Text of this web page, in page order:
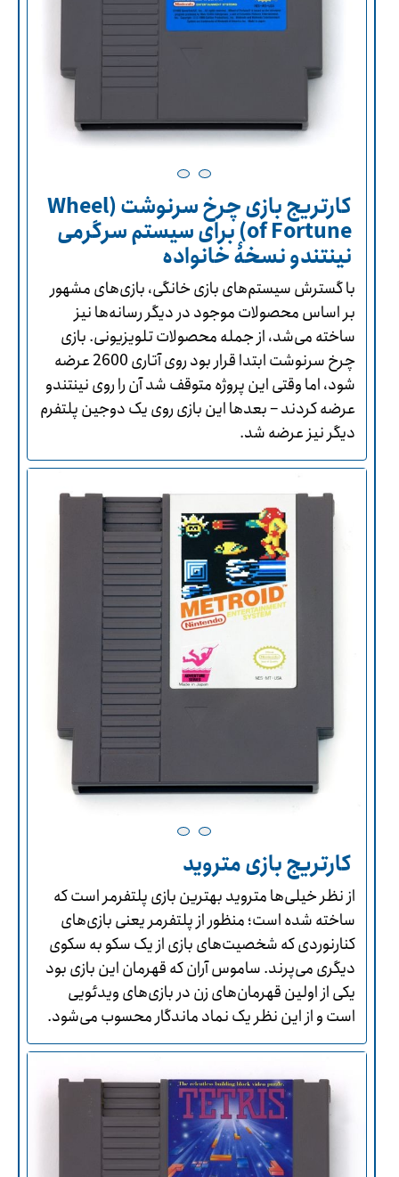
کارتریج بازی چرخ سرنوشت (Wheel
of Fortune) برای سیستم سرگرمی
نینتندو نسخۀ خانواده
با گسترش سیستم‌های بازی خانگی، بازی‌های مشهور
بر اساس محصولات موجود در دیگر رسانه‌ها نیز
ساخته می‌شد، از جمله محصولات تلویزیونی. بازی
چرخ سرنوشت ابتدا قرار بود روی آتاری 2600 عرضه
شود، اما وقتی این پروژه متوقف شد آن را روی نینتندو
عرضه کردند – بعدها این بازی روی یک دوجین پلتفرم
دیگر نیز عرضه شد.
کارتریج بازی متروید
از نظر خیلی‌ها متروید بهترین بازی پلتفرمر است که
ساخته شده است؛ منظور از پلتفرمر یعنی بازی‌های
کنارنوردی که شخصیت‌های بازی از یک سکو به سکوی
دیگری می‌پرند. ساموس آران که قهرمان این بازی بود
یکی از اولین قهرمان‌های زن در بازی‌های ویدئویی
است و از این نظر یک نماد ماندگار محسوب می‌شود.